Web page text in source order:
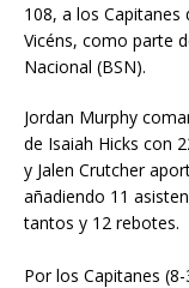
108, a los Capitanes
Vicéns, como parte
Nacional (BSN).
Jordan Murphy
de Isaiah Hicks con
y Jalen Crutcher
añadiendo 11
tantos y 12 rebotes.
Por los Capitanes